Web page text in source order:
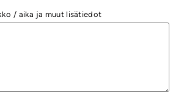
/ aika ja muut lisätiedot